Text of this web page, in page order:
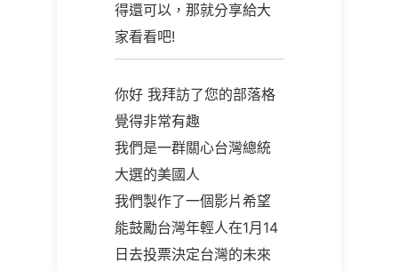
得還可以，那就分享給大
家看看吧!
你好 我拜訪了您的部落格
覺得非常有趣
我們是一群關心台灣總統
大選的美國人
我們製作了一個影片希望
能鼓勵台灣年輕人在1月14
日去投票決定台灣的未來